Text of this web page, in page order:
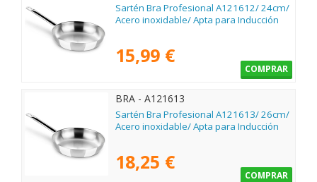
Sartén Bra Profesional A121612/ 24cm/
Acero inoxidable/ Apta para Inducción
15,99 €
COMPRAR
BRA - A121613
Sartén Bra Profesional A121613/ 26cm/
Acero inoxidable/ Apta para Inducción
18,25 €
COMPRAR